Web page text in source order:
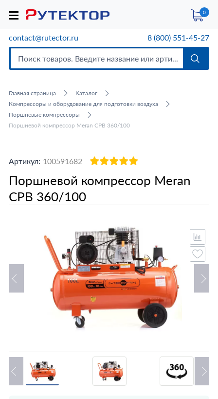
0
contact@rutector.ru 8 (800) 551-45-27
Главная страница
Каталог
Компрессоры и оборудование для подготовки воздуха
Поршневые компрессоры
Поршневой компрессор Meran CPB 360/100
Артикул: 100591682
Поршневой компрессор Meran
CPB 360/100